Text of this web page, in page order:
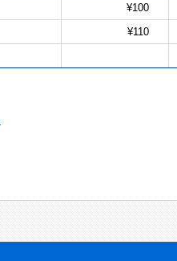
¥100
¥110